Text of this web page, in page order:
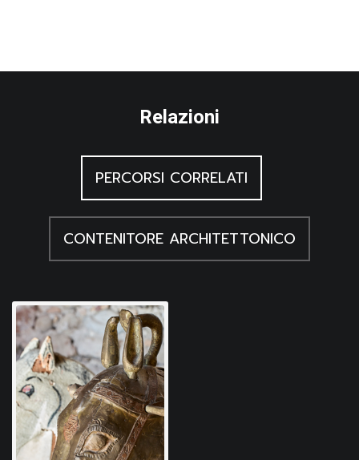
Relazioni
PERCORSI CORRELATI
CONTENITORE ARCHITETTONICO